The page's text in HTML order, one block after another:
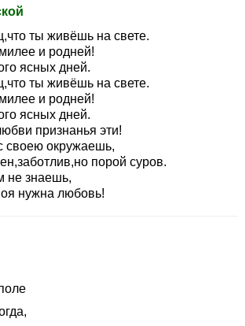
ты живёшь на свете.
и родней!
ясных дней.
ты живёшь на свете.
и родней!
ясных дней.
признанья эти!
своею окружаешь,
порой суров.
не знаешь,
нужна любовь!